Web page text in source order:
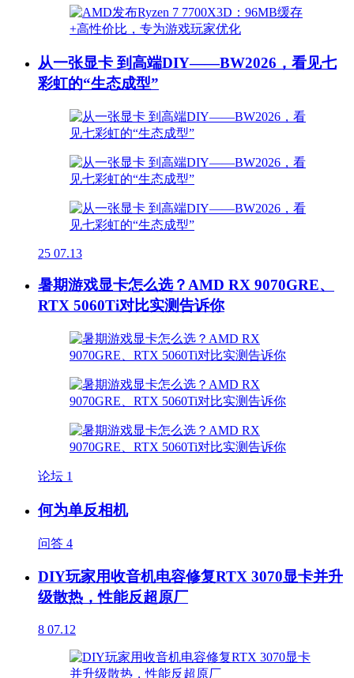
从一张显卡 到高端DIY——BW2026，看见七
彩虹的“生态成型”
25 07.13
暑期游戏显卡怎么选？AMD RX 9070GRE、
RTX 5060Ti对比实测告诉你
论坛 1
何为单反相机
问答 4
DIY玩家用收音机电容修复RTX 3070显卡并升
级散热，性能反超原厂
8 07.12